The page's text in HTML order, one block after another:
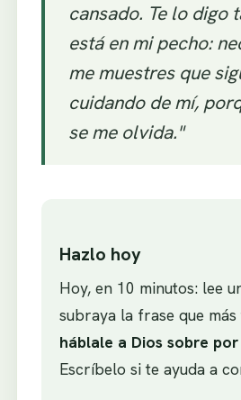
cansado. Te lo digo
está en mi pecho:
me muestres que
cuidando de mí,
se me olvida."
Hazlo hoy
Hoy, en 10 minutos: lee
subraya la frase que
háblale a Dios sobre
Escríbelo si te ayuda a